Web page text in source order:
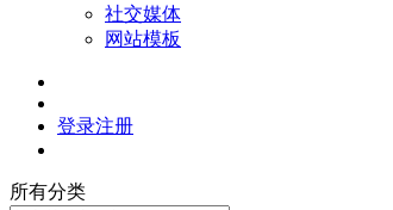
社交媒体
网站模板
登录注册
所有分类